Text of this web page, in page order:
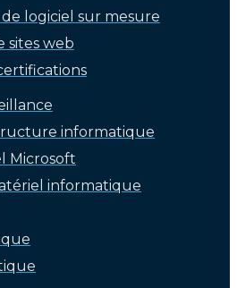
logiciel sur mesure
sites web
informatique
Microsoft
informatique